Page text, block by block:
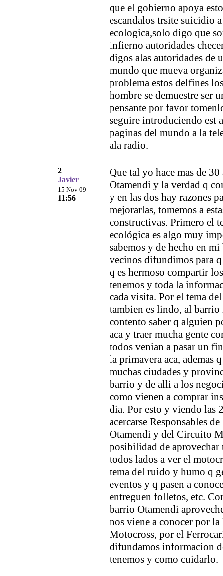
que el gobierno apoya
escandalos trsite suicidio
ecologica,solo digo que
infierno autoridades
digos alas autoridades de
mundo que mueva
problema estos delfines
hombre se demuestre ser
pensante por favor
seguire introduciendo est
paginas del mundo a la
ala radio.
2
Javier
15 Nov 09
11:56
Que tal yo hace mas de
Otamendi y la verdad q
y en las dos hay razones
mejorarlas, tomemos a
constructivas. Primero el
ecológica es algo muy
sabemos y de hecho en
vecinos difundimos para
q es hermoso compartir
tenemos y toda la
cada visita. Por el tema
tambien es lindo, al barrio
contento saber q alguien
aca y traer mucha gente
todos venian a pasar un
la primavera aca, ademas
muchas ciudades y
barrio y de alli a los
como vienen a comprar
dia. Por esto y viendo las
acercarse Responsables
Otamendi y del Circuito
posibilidad de aprovechar
todos lados a ver el
tema del ruido y humo q
eventos y q pasen a
entreguen folletos, etc.
barrio Otamendi
nos viene a conocer por la
Motocross, por el
difundamos informacion
tenemos y como cuidarlo.